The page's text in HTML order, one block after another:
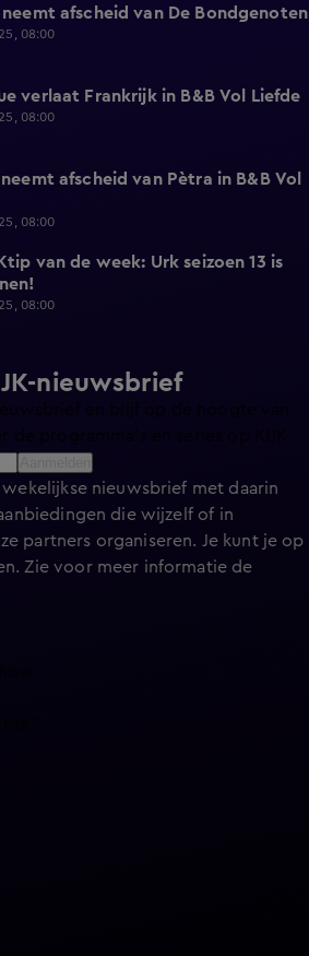
neemt afscheid van De Bondgenoten
08:00
verlaat Frankrijk in B&B Vol Liefde
08:00
neemt afscheid van Pètra in B&B Vol
08:00
van de week: Urk seizoen 13 is
08:00
nieuwsbrief
en blijf op de hoogte van
nieuwsbrief met daarin
die wijzelf of in
partners organiseren. Je kunt je op
Zie voor meer informatie de